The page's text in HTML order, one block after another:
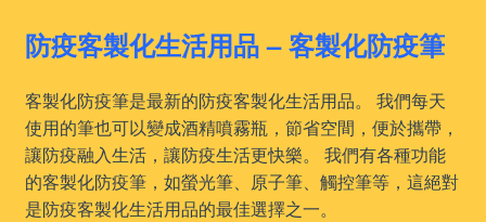
防疫客製化生活用品 – 客製化防疫筆
客製化防疫筆是最新的防疫客製化生活用品。 我們每天
使用的筆也可以變成酒精噴霧瓶，節省空間，便於攜帶，
讓防疫融入生活，讓防疫生活更快樂。 我們有各種功能
的客製化防疫筆，如螢光筆、原子筆、觸控筆等，這絕對
是防疫客製化生活用品的最佳選擇之一。